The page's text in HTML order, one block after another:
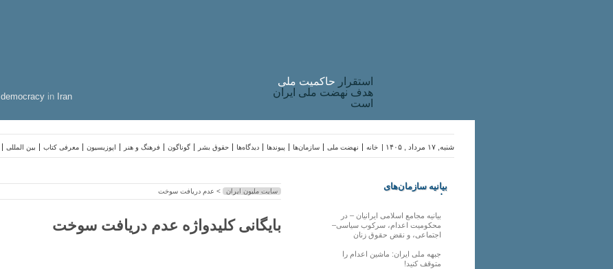
democracy in Iran
استقرار حاکميت ملی
هدف نهضت ملی ایران
است
بین المللی معرفی کتاب اپوزیسیون فرهنگ و هنر گوناگون حقوق بشر دیدگاه‌ها پیوندها سازمان‌ها نهضت ملی خانه شنبه, ۱۷ مرداد , ۱۴۰۵ |
سایت ملیون ایران > عدم دریافت سوخت
بایگانی کلیدواژه عدم دریافت سوخت
بیانیه سازمان‌های
ملی
بیانیه مجامع اسلامی ایرانیان – در
محکومیت اعدام، سرکوب سیاسی–
اجتماعی، و نقض حقوق زنان
جبهه ملی ایران: ماشین اعدام را
متوقف کنید!